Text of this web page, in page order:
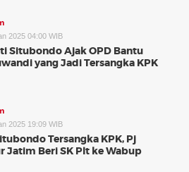
2025 04:00 WIB
Situbondo Ajak OPD Bantu
yang Jadi Tersangka KPK
2025 19:09 WIB
Tersangka KPK, Pj
Jatim Beri SK Plt ke Wabup